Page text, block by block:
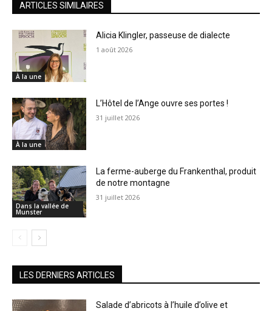
ARTICLES SIMILAIRES
À la une
Alicia Klingler, passeuse de dialecte
1 août 2026
À la une
L’Hôtel de l’Ange ouvre ses portes !
31 juillet 2026
Dans la vallée de
Munster
La ferme-auberge du Frankenthal, produit
de notre montagne
31 juillet 2026
LES DERNIERS ARTICLES
Salade d’abricots à l’huile d’olive et